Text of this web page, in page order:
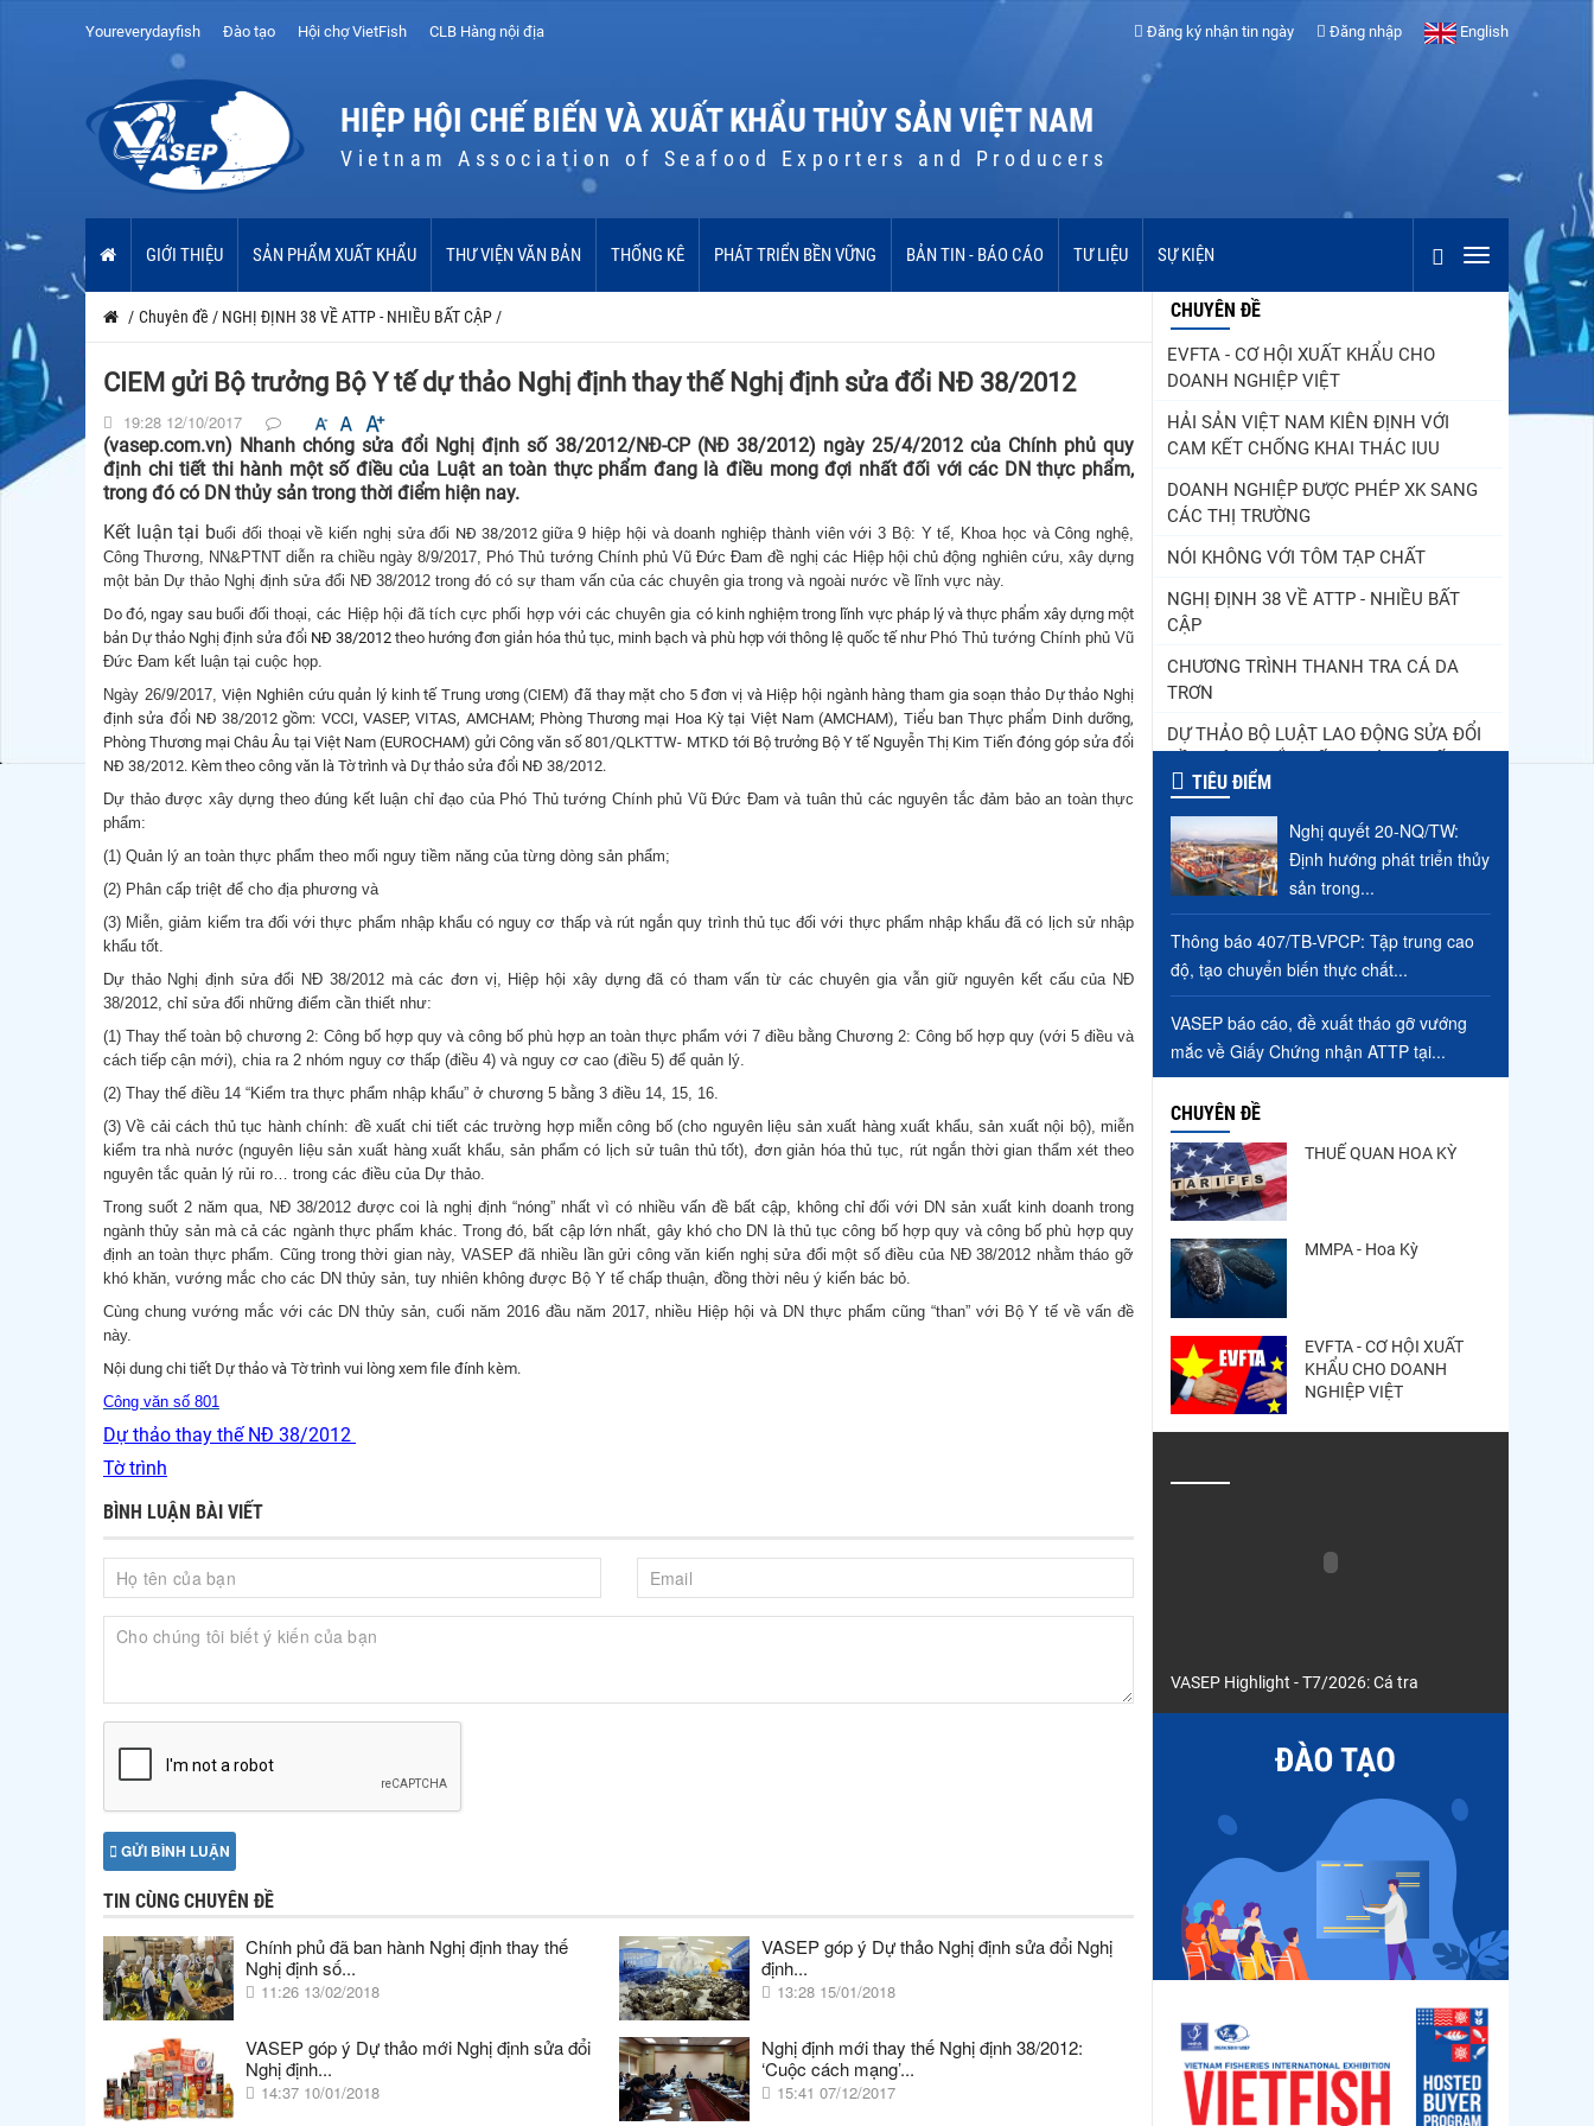
Youreverydayfish Đào tạo Hội chợ VietFish CLB Hàng nội địa Đăng ký nhận tin ngày Đăng nhập English
HIỆP HỘI CHẾ BIẾN VÀ XUẤT KHẨU THỦY SẢN VIỆT NAM
Vietnam Association of Seafood Exporters and Producers
GIỚI THIỆU SẢN PHẨM XUẤT KHẨU THƯ VIỆN VĂN BẢN THỐNG KÊ PHÁT TRIỂN BỀN VỮNG BẢN TIN - BÁO CÁO TƯ LIỆU SỰ KIỆN
/ Chuyên đề / NGHỊ ĐỊNH 38 VỀ ATTP - NHIỀU BẤT CẬP /
CIEM gửi Bộ trưởng Bộ Y tế dự thảo Nghị định thay thế Nghị định sửa đổi NĐ 38/2012
19:28 12/10/2017
(vasep.com.vn) Nhanh chóng sửa đổi Nghị định số 38/2012/NĐ-CP (NĐ 38/2012) ngày 25/4/2012 của Chính phủ quy
định chi tiết thi hành một số điều của Luật an toàn thực phẩm đang là điều mong đợi nhất đối với các DN thực phẩm,
trong đó có DN thủy sản trong thời điểm hiện nay.
Kết luận tại buổi đối thoại về kiến nghị sửa đổi NĐ 38/2012 giữa 9 hiệp hội và doanh nghiệp thành viên với 3 Bộ: Y tế, Khoa học và Công nghệ,
Công Thương, NN&PTNT diễn ra chiều ngày 8/9/2017, Phó Thủ tướng Chính phủ Vũ Đức Đam đề nghị các Hiệp hội chủ động nghiên cứu, xây dựng
một bản Dự thảo Nghị định sửa đổi NĐ 38/2012 trong đó có sự tham vấn của các chuyên gia trong và ngoài nước về lĩnh vực này.
Do đó, ngay sau buổi đối thoại,các Hiệp hội đã tích cực phối hợp với các chuyên gia có kinh nghiệm trong lĩnh vực pháp lý và thực phẩm xây dựng một
bản Dự thảo Nghị định sửa đổi NĐ 38/2012 theo hướng đơn giản hóa thủ tục, minh bạch và phù hợp với thông lệ quốc tế như Phó Thủ tướng Chính phủ Vũ
Đức Đam kết luận tại cuộc họp.
Ngày 26/9/2017,Viện Nghiên cứu quản lý kinh tế Trung ương (CIEM) đã thay mặt cho 5 đơn vị và Hiệp hội ngành hàng tham gia soạn thảo Dự thảo Nghị
định sửa đổi NĐ 38/2012 gồm: VCCI, VASEP, VITAS, AMCHAM; Phòng Thương mại Hoa Kỳ tại Việt Nam (AMCHAM), Tiểu ban Thực phẩm Dinh dưỡng,
Phòng Thương mại Châu Âu tại Việt Nam (EUROCHAM) gửi Công văn số 801/QLKTTW- MTKD tới Bộ trưởng Bộ Y tế Nguyễn Thị Kim Tiến đóng góp sửa đổi
NĐ 38/2012. Kèm theo công văn là Tờ trình và Dự thảo sửa đổi NĐ 38/2012.
Dự thảo được xây dựng theo đúng kết luận chỉ đạo của Phó Thủ tướng Chính phủ Vũ Đức Đam và tuân thủ các nguyên tắc đảm bảo an toàn thực
phẩm:
(1) Quản lý an toàn thực phẩm theo mối nguy tiềm năng của từng dòng sản phẩm;
(2) Phân cấp triệt để cho địa phương và
(3) Miễn, giảm kiểm tra đối với thực phẩm nhập khẩu có nguy cơ thấp và rút ngắn quy trình thủ tục đối với thực phẩm nhập khẩu đã có lịch sử nhập
khẩu tốt.
Dự thảo Nghị định sửa đổi NĐ 38/2012 mà các đơn vị, Hiệp hội xây dựng đã có tham vấn từ các chuyên gia vẫn giữ nguyên kết cấu của NĐ
38/2012, chỉ sửa đổi những điểm cần thiết như:
(1) Thay thế toàn bộ chương 2: Công bố hợp quy và công bố phù hợp an toàn thực phẩm với 7 điều bằng Chương 2: Công bố hợp quy (với 5 điều và
cách tiếp cận mới), chia ra 2 nhóm nguy cơ thấp (điều 4) và nguy cơ cao (điều 5) để quản lý.
(2) Thay thế điều 14 “Kiểm tra thực phẩm nhập khẩu” ở chương 5 bằng 3 điều 14, 15, 16.
(3) Về cải cách thủ tục hành chính: đề xuất chi tiết các trường hợp miễn công bố (cho nguyên liệu sản xuất hàng xuất khẩu, sản xuất nội bộ), miễn
kiểm tra nhà nước (nguyên liệu sản xuất hàng xuất khẩu, sản phẩm có lịch sử tuân thủ tốt), đơn giản hóa thủ tục, rút ngắn thời gian thẩm xét theo
nguyên tắc quản lý rủi ro… trong các điều của Dự thảo.
Trong suốt 2 năm qua, NĐ 38/2012 được coi là nghị định “nóng” nhất vì có nhiều vấn đề bất cập, không chỉ đối với DN sản xuất kinh doanh trong
ngành thủy sản mà cả các ngành thực phẩm khác. Trong đó, bất cập lớn nhất, gây khó cho DN là thủ tục công bố hợp quy và công bố phù hợp quy
định an toàn thực phẩm. Cũng trong thời gian này, VASEP đã nhiều lần gửi công văn kiến nghị sửa đổi một số điều của NĐ 38/2012 nhằm tháo gỡ
khó khăn, vướng mắc cho các DN thủy sản, tuy nhiên không được Bộ Y tế chấp thuận, đồng thời nêu ý kiến bác bỏ.
Cùng chung vướng mắc với các DN thủy sản, cuối năm 2016 đầu năm 2017, nhiều Hiệp hội và DN thực phẩm cũng “than” với Bộ Y tế về vấn đề
này.
Nội dung chi tiết Dự thảo và Tờ trình vui lòng xem file đính kèm.
Công văn số 801
Dự thảo thay thế NĐ 38/2012
Tờ trình
BÌNH LUẬN BÀI VIẾT
GỬI BÌNH LUẬN
TIN CÙNG CHUYÊN ĐỀ
Chính phủ đã ban hành Nghị định thay thế
Nghị định số...
11:26 13/02/2018
VASEP góp ý Dự thảo Nghị định sửa đổi Nghị
định...
13:28 15/01/2018
VASEP góp ý Dự thảo mới Nghị định sửa đổi
Nghị định...
14:37 10/01/2018
Nghị định mới thay thế Nghị định 38/2012:
‘Cuộc cách mạng’...
15:41 07/12/2017
CHUYÊN ĐỀ
EVFTA - CƠ HỘI XUẤT KHẨU CHO
DOANH NGHIỆP VIỆT
HẢI SẢN VIỆT NAM KIÊN ĐỊNH VỚI
CAM KẾT CHỐNG KHAI THÁC IUU
DOANH NGHIỆP ĐƯỢC PHÉP XK SANG
CÁC THỊ TRƯỜNG
NÓI KHÔNG VỚI TÔM TẠP CHẤT
NGHỊ ĐỊNH 38 VỀ ATTP - NHIỀU BẤT
CẬP
CHƯƠNG TRÌNH THANH TRA CÁ DA
TRƠN
DỰ THẢO BỘ LUẬT LAO ĐỘNG SỬA ĐỔI
QUY ĐỊNH TIỀN LƯƠNG, BẢO HIỂM, PHÍ
CÔNG ĐOÀN
HIỆP ĐỊNH CPTPP VÀ CÁC FTA: CƠ HỘI
& THÁCH THỨC
TIÊU ĐIỂM
Nghị quyết 20-NQ/TW:
Định hướng phát triển thủy
sản trong...
Thông báo 407/TB-VPCP: Tập trung cao
độ, tạo chuyển biến thực chất...
VASEP báo cáo, đề xuất tháo gỡ vướng
mắc về Giấy Chứng nhận ATTP tại...
CHUYÊN ĐỀ
THUẾ QUAN HOA KỲ
MMPA - Hoa Kỳ
EVFTA - CƠ HỘI XUẤT
KHẨU CHO DOANH
NGHIỆP VIỆT
VASEP Highlight - T7/2026: Cá tra